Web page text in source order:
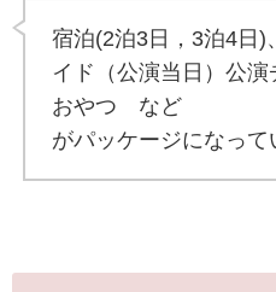
宿泊(2泊3日，3泊4日)
イド（公演当日）公演
おやつ など
がパッケージになって